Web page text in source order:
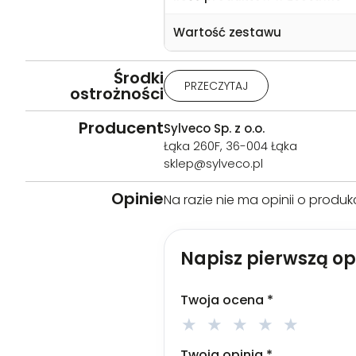
Wartość zestawu
Środki
ostrożności
Uwaga: Działa drażniąco na
chcą i można je łatwo usunąć.
opiekę lekarza. Zawartość /
Stosować zgodnie z
PRZECZYTAJ
ProducentSylveco Sp. z o.o.
Łąka 260F, 36-004 Łąka
sklep@sylveco.pl
OpinieNa razie nie ma opinii o
Napisz pierwszą
Twoja ocena *